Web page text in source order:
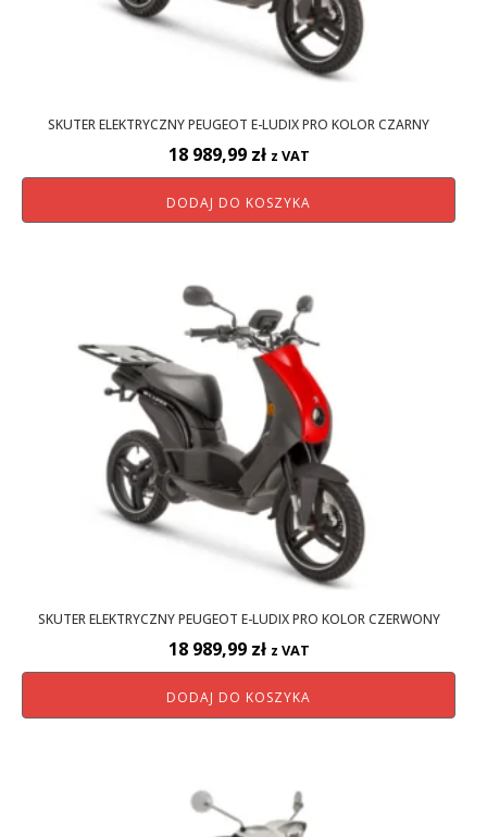
SKUTER ELEKTRYCZNY PEUGEOT E-LUDIX PRO KOLOR CZARNY
18 989,99 zł z VAT
DODAJ DO KOSZYKA
SKUTER ELEKTRYCZNY PEUGEOT E-LUDIX PRO KOLOR CZERWONY
18 989,99 zł z VAT
DODAJ DO KOSZYKA